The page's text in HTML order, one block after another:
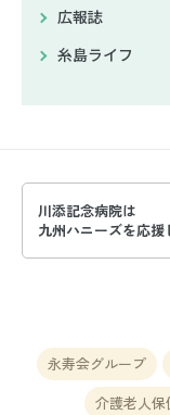
広報誌
糸島ライフ
川添記念病院は
九州ハニーズを応援
永寿会グループ
介護老人保